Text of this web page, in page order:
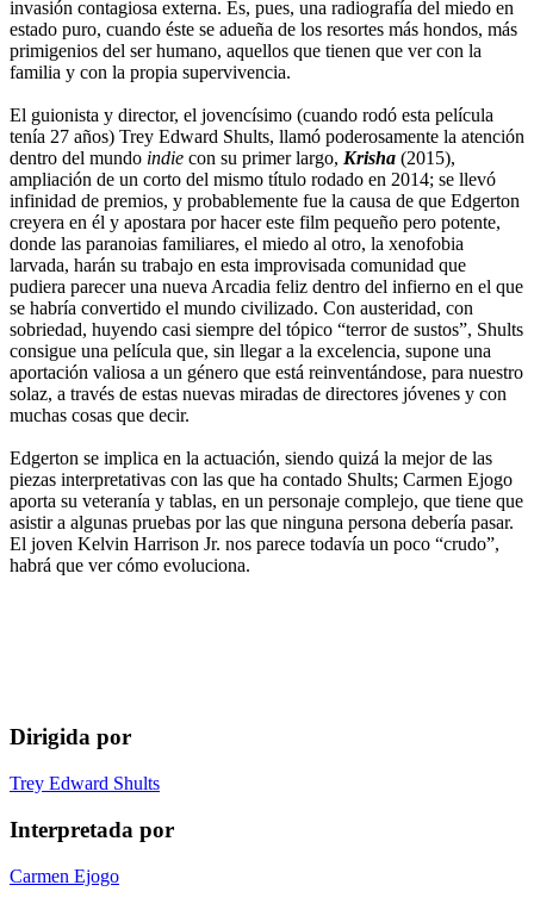
invasión contagiosa externa. Es, pues, una radiografía del miedo en
estado puro, cuando éste se adueña de los resortes más hondos, más
primigenios del ser humano, aquellos que tienen que ver con la
familia y con la propia supervivencia.
El guionista y director, el jovencísimo (cuando rodó esta película
tenía 27 años) Trey Edward Shults, llamó poderosamente la atención
dentro del mundo indie con su primer largo, Krisha (2015),
ampliación de un corto del mismo título rodado en 2014; se llevó
infinidad de premios, y probablemente fue la causa de que Edgerton
creyera en él y apostara por hacer este film pequeño pero potente,
donde las paranoias familiares, el miedo al otro, la xenofobia
larvada, harán su trabajo en esta improvisada comunidad que
pudiera parecer una nueva Arcadia feliz dentro del infierno en el que
se habría convertido el mundo civilizado. Con austeridad, con
sobriedad, huyendo casi siempre del tópico “terror de sustos”, Shults
consigue una película que, sin llegar a la excelencia, supone una
aportación valiosa a un género que está reinventándose, para nuestro
solaz, a través de estas nuevas miradas de directores jóvenes y con
muchas cosas que decir.
Edgerton se implica en la actuación, siendo quizá la mejor de las
piezas interpretativas con las que ha contado Shults; Carmen Ejogo
aporta su veteranía y tablas, en un personaje complejo, que tiene que
asistir a algunas pruebas por las que ninguna persona debería pasar.
El joven Kelvin Harrison Jr. nos parece todavía un poco “crudo”,
habrá que ver cómo evoluciona.
Dirigida por
Trey Edward Shults
Interpretada por
Carmen Ejogo